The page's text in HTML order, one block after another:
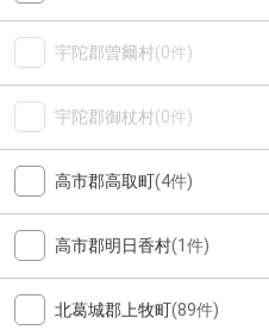
宇陀郡曽爾村(0件)
宇陀郡御杖村(0件)
高市郡高取町(4件)
高市郡明日香村(1件)
北葛城郡上牧町(89件)